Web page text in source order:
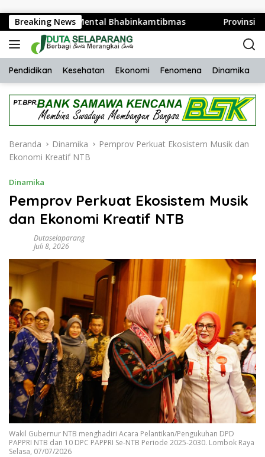
Breaking News
Mental Bhabinkamtibmas Provinsi NTB Perkuat
Pendidikan Kesehatan Ekonomi Fenomena Dinamika
Beranda Dinamika
Pemprov Perkuat Ekosistem Musik dan
Ekonomi Kreatif NTB
Dinamika
Pemprov Perkuat Ekosistem Musik
dan Ekonomi Kreatif NTB
Dutaselaparang
Juli 8, 2026
Wakil Gubernur NTB menghadiri Acara Pelantikan/Pengukuhan DPD
PAPPRI NTB dan 10 DPC PAPPRI Se-NTB Periode 2025-2030. Lombok Raya
Selasa, 07/07/2026